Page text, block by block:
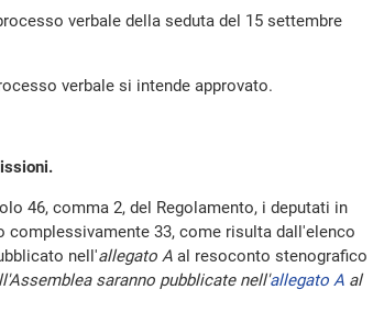
verbale della seduta del 15 settembre
verbale si intende approvato.
46, comma 2, del Regolamento, i deputati in
33, come risulta dall'elenco
nell'allegato A al resoconto stenografico
saranno pubblicate nell'allegato A al